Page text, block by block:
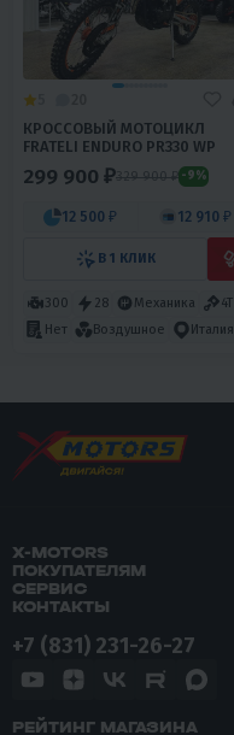
КРОССОВЫЙ МОТОЦИКЛ
FRATELI ENDURO PR330 WP
299 900 ₽329 900 ₽ -9%
12 500 ₽ 12 910 ₽
В 1 КЛИК
300 28 Механика
4T
Нет
Воздушное Италия
X-MOTORS
ПОКУПАТЕЛЯМ
СЕРВИС
КОНТАКТЫ
+7 (831) 231-26-27
РЕЙТИНГ МАГАЗИНА